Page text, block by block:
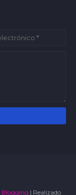
Blogging | Realizado